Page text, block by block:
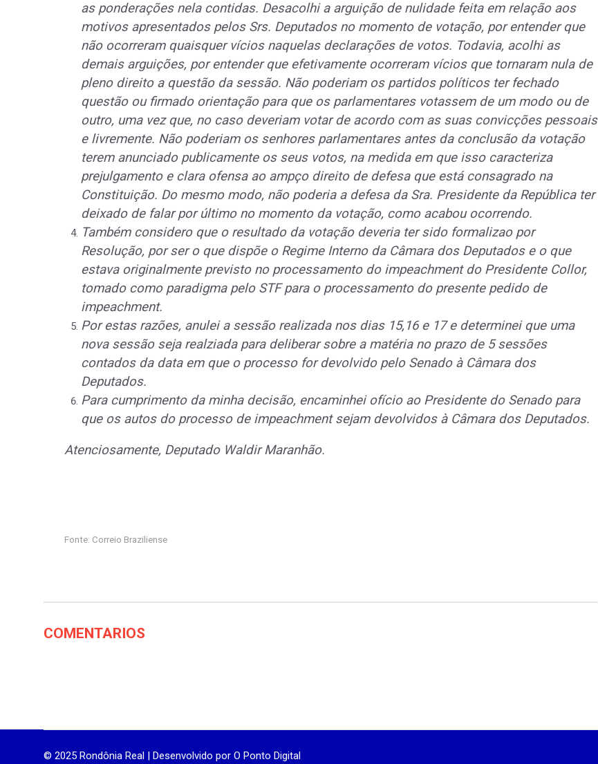
as ponderações nela contidas. Desacolhi a arguição de nulidade feita em relação aos
motivos apresentados pelos Srs. Deputados no momento de votação, por entender que
não ocorreram quaisquer vícios naquelas declarações de votos. Todavia, acolhi as
demais arguições, por entender que efetivamente ocorreram vícios que tornaram nula de
pleno direito a questão da sessão. Não poderiam os partidos políticos ter fechado
questão ou firmado orientação para que os parlamentares votassem de um modo ou de
outro, uma vez que, no caso deveriam votar de acordo com as suas convicções pessoais
e livremente. Não poderiam os senhores parlamentares antes da conclusão da votação
terem anunciado publicamente os seus votos, na medida em que isso caracteriza
prejulgamento e clara ofensa ao ampço direito de defesa que está consagrado na
Constituição. Do mesmo modo, não poderia a defesa da Sra. Presidente da República ter
deixado de falar por último no momento da votação, como acabou ocorrendo.
Também considero que o resultado da votação deveria ter sido formalizao por
Resolução, por ser o que dispõe o Regime Interno da Câmara dos Deputados e o que
estava originalmente previsto no processamento do impeachment do Presidente Collor,
tomado como paradigma pelo STF para o processamento do presente pedido de
impeachment.
Por estas razões, anulei a sessão realizada nos dias 15,16 e 17 e determinei que uma
nova sessão seja realziada para deliberar sobre a matéria no prazo de 5 sessões
contados da data em que o processo for devolvido pelo Senado à Câmara dos
Deputados.
Para cumprimento da minha decisão, encaminhei ofício ao Presidente do Senado para
que os autos do processo de impeachment sejam devolvidos à Câmara dos Deputados.
Atenciosamente, Deputado Waldir Maranhão.
Fonte: Correio Braziliense
COMENTARIOS
© 2025 Rondônia Real | Desenvolvido por O Ponto Digital